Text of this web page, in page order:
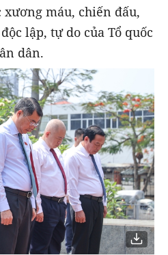
máu, chiến đấu,
lập, tự do của Tổ quốc
dân.